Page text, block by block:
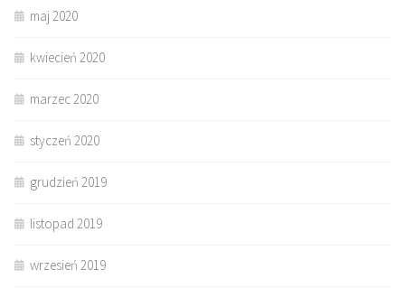
maj 2020
kwiecień 2020
marzec 2020
styczeń 2020
grudzień 2019
listopad 2019
wrzesień 2019